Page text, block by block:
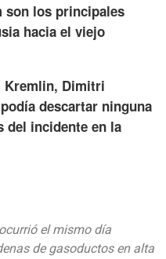
son los principales
hacia el viejo
Kremlin, Dimitri
descartar ninguna
del incidente en la
el mismo día
de gasoductos en alta